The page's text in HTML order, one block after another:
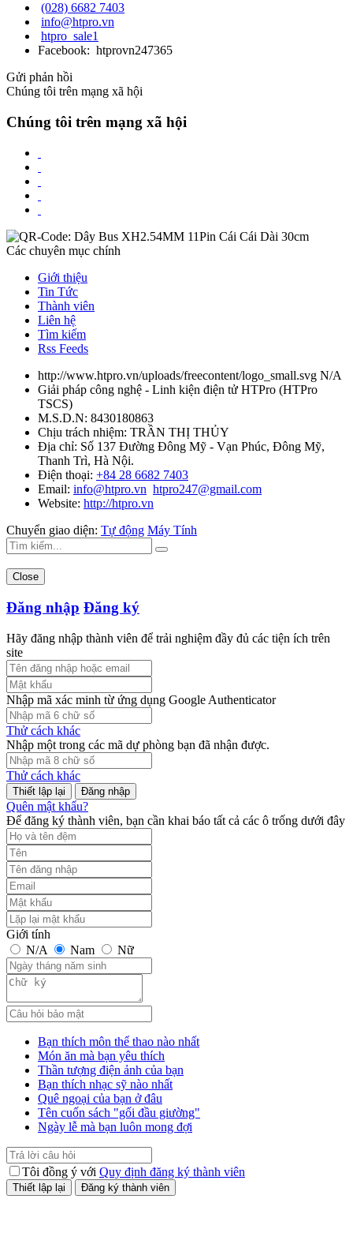
(028) 6682 7403
info@htpro.vn
htpro_sale1
Facebook: htprovn247365
Gửi phản hồi
Chúng tôi trên mạng xã hội
Chúng tôi trên mạng xã hội
Các chuyên mục chính
Giới thiệu
Tin Tức
Thành viên
Liên hệ
Tìm kiếm
Rss Feeds
http://www.htpro.vn/uploads/freecontent/logo_small.svg N/A
Giải pháp công nghệ - Linh kiện điện tử HTPro (HTPro
TSCS)
M.S.D.N: 8430180863
Chịu trách nhiệm: TRẦN THỊ THỦY
Địa chỉ: Số 137 Đường Đông Mỹ - Vạn Phúc, Đông Mỹ,
Thanh Trì, Hà Nội.
Điện thoại: +84 28 6682 7403
Email: info@htpro.vn htpro247@gmail.com
Website: http://htpro.vn
Chuyển giao diện: Tự động Máy Tính
Close
Đăng nhập Đăng ký
Hãy đăng nhập thành viên để trải nghiệm đầy đủ các tiện ích trên
site
Nhập mã xác minh từ ứng dụng Google Authenticator
Thử cách khác
Nhập một trong các mã dự phòng bạn đã nhận được.
Thử cách khác
Đăng nhập
Quên mật khẩu?
Để đăng ký thành viên, bạn cần khai báo tất cả các ô trống dưới đây
Giới tính
N/A
Nam Nữ
Bạn thích môn thể thao nào nhất
Món ăn mà bạn yêu thích
Thần tượng điện ảnh của bạn
Bạn thích nhạc sỹ nào nhất
Quê ngoại của bạn ở đâu
Tên cuốn sách "gối đầu giường"
Ngày lễ mà bạn luôn mong đợi
Tôi đồng ý với Quy định đăng ký thành viên